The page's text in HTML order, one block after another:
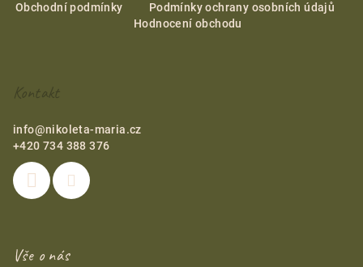
Obchodní podmínky
Podmínky ochrany osobních údajů
Hodnocení obchodu
Kontakt
info@nikoleta-maria.cz
+420 734 388 376
Vše o nás